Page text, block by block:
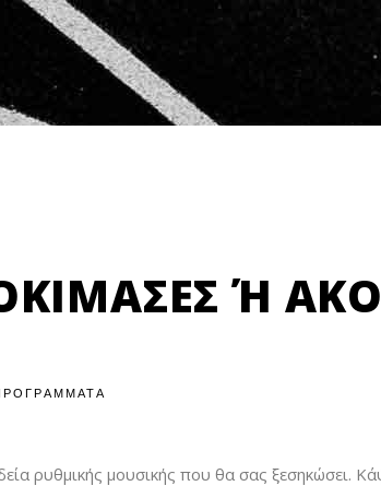
Ή
ρυθμικής μουσικής που θα σας ξεσηκώσει.